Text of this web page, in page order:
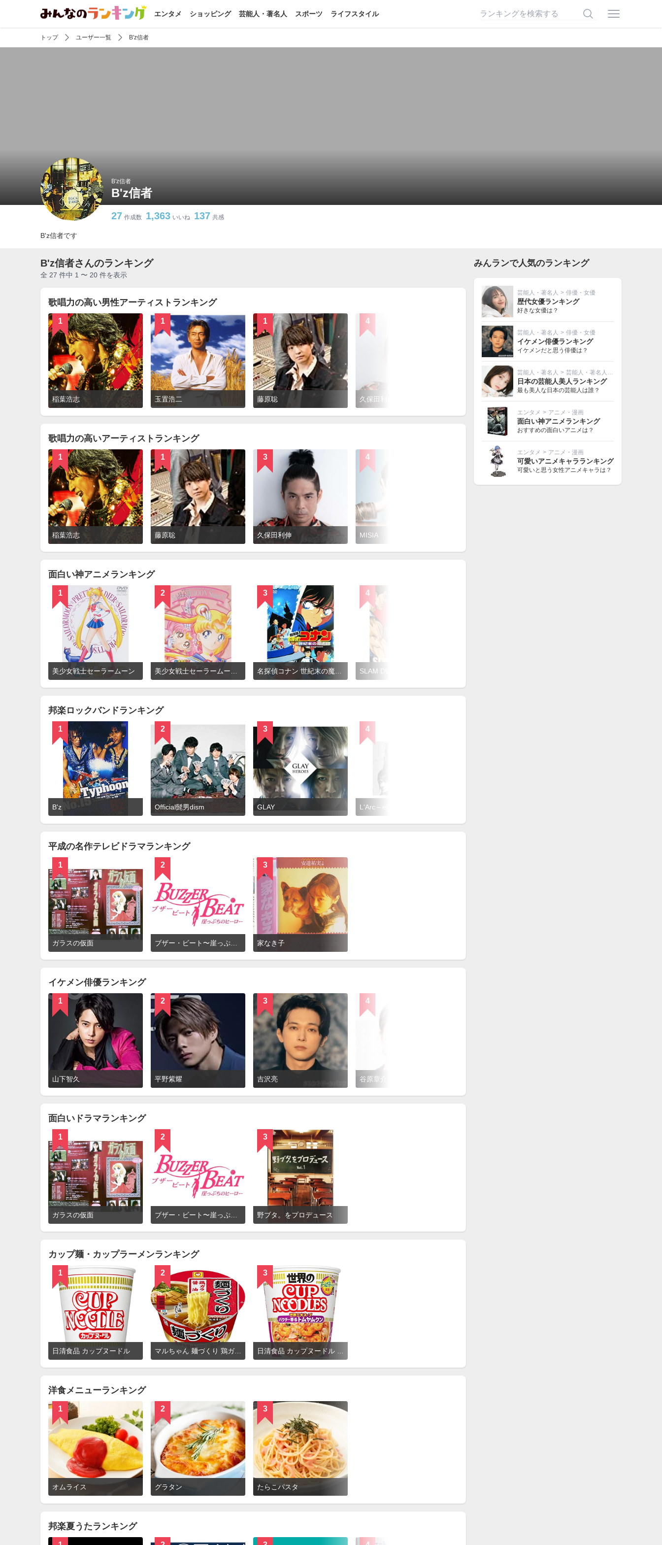
エンタメ ショッピング 芸能人・著名人 スポーツ ライフスタイル
トップ ユーザー一覧 B'z信者
B'z信者
B'z信者
27 作成数 1,363 いいね 137 共感
B'z信者です
B'z信者さんのランキング
全 27 件中 1 〜 20 件を表示
歌唱力の高い男性アーティストランキング
1
稲葉浩志
1
玉置浩二
1
藤原聡
4
久保田利伸
歌唱力の高いアーティストランキング
1
稲葉浩志
1
藤原聡
3
久保田利伸
4
MISIA
面白い神アニメランキング
1
美少女戦士セーラームーン
2 3 4
SLAM DUNK
邦楽ロックバンドランキング
1
B'z
2
Official髭男dism
3
GLAY
4
L'Arc～en～Ciel
平成の名作テレビドラマランキング
1
ガラスの仮面
2 3
家なき子
イケメン俳優ランキング
1
山下智久
2
平野紫耀
3
吉沢亮
4
谷原章介
面白いドラマランキング
1
ガラスの仮面
2 3
野ブタ。をプロデュース
カップ麺・カップラーメンランキング
1
日清食品 カップヌードル
2
マルちゃん 麺づくり 鶏ガラ醤油
3
洋食メニューランキング
1
オムライス
2
グラタン
3
たらこパスタ
邦楽夏うたランキング
みんランで人気のランキング
芸能人・著名人 > 俳優・女優
歴代女優ランキング
好きな女優は？
芸能人・著名人 > 俳優・女優
イケメン俳優ランキング
イケメンだと思う俳優は？
芸能人・著名人 > 芸能人・著名人その他
日本の芸能人美人ランキング
最も美人な日本の芸能人は誰？
エンタメ > アニメ・漫画
面白い神アニメランキング
おすすめの面白いアニメは？
エンタメ > アニメ・漫画
可愛いアニメキャラランキング
可愛いと思う女性アニメキャラは？